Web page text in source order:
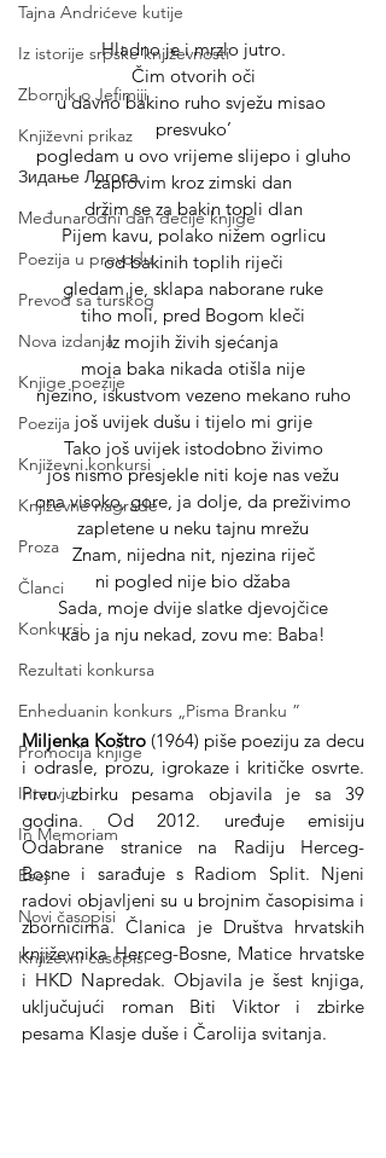
Tajna Andrićeve kutije
Iz istorije srpske književnosti
Zbornik o Jefimiji
Književni prikaz
Зидање Логоса
Međunarodni dan dečije knjige
Poezija u prevodu
Prevod sa turskog
Nova izdanja
Knjige poezije
Poezija
Književni konkursi
Književne nagrade
Proza
Članci
Konkursi
Rezultati konkursa
Enheduanin konkurs „Pisma Branku ”
Promocija knjige
Intervju
In Memoriam
Esej
Novi časopisi
Književni časopisi
Hladno je i mrzlo jutro.
Čim otvorih oči
u davno bakino ruho svježu misao
presvuko’
pogledam u ovo vrijeme slijepo i gluho
zaplovim kroz zimski dan
držim se za bakin topli dlan
Pijem kavu, polako nižem ogrlicu
od bakinih toplih riječi
gledam je, sklapa naborane ruke
tiho moli, pred Bogom kleči
Iz mojih živih sjećanja
moja baka nikada otišla nije
njezino, iskustvom vezeno mekano ruho
još uvijek dušu i tijelo mi grije
Tako još uvijek istodobno živimo
još nismo presjekle niti koje nas vežu
ona visoko, gore, ja dolje, da preživimo
zapletene u neku tajnu mrežu
Znam, nijedna nit, njezina riječ
ni pogled nije bio džaba
Sada, moje dvije slatke djevojčice
kao ja nju nekad, zovu me: Baba!
Miljenka Koštro (1964) piše poeziju za decu
i odrasle, prozu, igrokaze i kritičke osvrte.
Prvu zbirku pesama objavila je sa 39
godina. Od 2012. uređuje emisiju
Odabrane stranice na Radiju Herceg-
Bosne i sarađuje s Radiom Split. Njeni
radovi objavljeni su u brojnim časopisima i
zbornicima. Članica je Društva hrvatskih
književnika Herceg-Bosne, Matice hrvatske
i HKD Napredak. Objavila je šest knjiga,
uključujući roman Biti Viktor i zbirke
pesama Klasje duše i Čarolija svitanja.